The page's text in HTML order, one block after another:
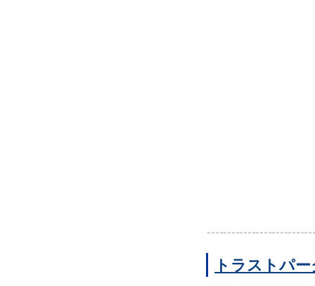
トラストパ